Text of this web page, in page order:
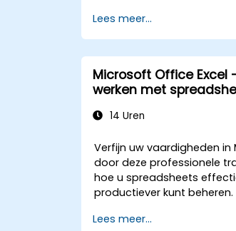
bouwen. De cursus
basisconcepten van het
Access, legt essentiële
het beheersen van
gegevensmanipulatie, en
databaseprofessionals
event-gestuurde
voor zakelijke
Lees meer...
Microsoft Office Excel
werken met
14 Uren
Verfijn uw vaardigheden in
door deze professionele
hoe u spreadsheets
productiever kunt beheren.
werkbladen, het beheer van
Lees meer...